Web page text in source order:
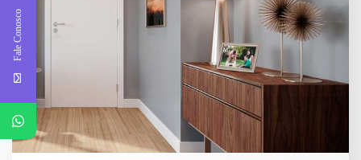
Fale Conosco